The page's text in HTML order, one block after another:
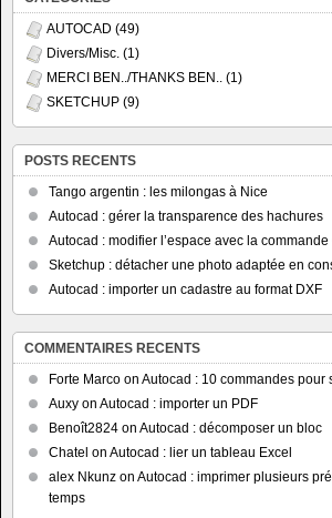
AUTOCAD (49)
Divers/Misc. (1)
MERCI BEN../THANKS BEN.. (1)
SKETCHUP (9)
POSTS RECENTS
Tango argentin : les milongas à Nice
Autocad : gérer la transparence des hachures
Autocad : modifier l’espace avec la
Sketchup : détacher une photo adaptée en
Autocad : importer un cadastre au format DXF
COMMENTAIRES RECENTS
Forte Marco on Autocad : 10 commandes pour
Auxy on Autocad : importer un PDF
Benoît2824 on Autocad : décomposer un bloc
Chatel on Autocad : lier un tableau Excel
alex Nkunz on Autocad : imprimer plusieurs
temps